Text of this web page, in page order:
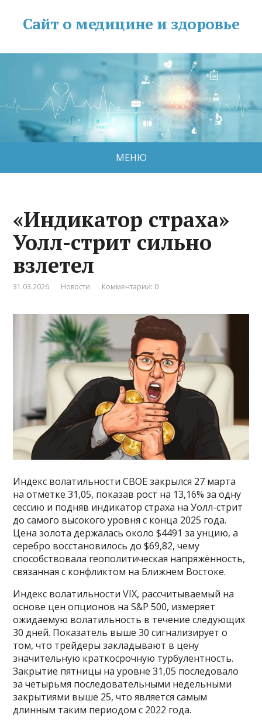
Сайт о медицине и здоровье
МЕНЮ
«Индикатор страха»
Уолл-стрит сильно
взлетел
31.03.2026 Новости Комментарии: 0
Индекс волатильности CBOE закрылся 27 марта
на отметке 31,05, показав рост на 13,16% за одну
сессию и подняв индикатор страха на Уолл-стрит
до самого высокого уровня с конца 2025 года.
Цена золота держалась около $4491 за унцию, а
серебро восстановилось до $69,82, чему
способствовала геополитическая напряжённость,
связанная с конфликтом на Ближнем Востоке.
Индекс волатильности VIX, рассчитываемый на
основе цен опционов на S&P 500, измеряет
ожидаемую волатильность в течение следующих
30 дней. Показатель выше 30 сигнализирует о
том, что трейдеры закладывают в цену
значительную краткосрочную турбулентность.
Закрытие пятницы на уровне 31,05 последовало
за четырьмя последовательными недельными
закрытиями выше 25, что является самым
длинным таким периодом с 2022 года.